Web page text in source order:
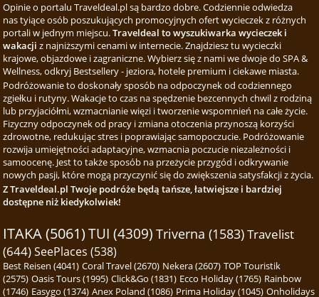
Opinie o portalu Traveldeal.pl są bardzo dobre. Codziennie odwiedza
nas tyiące osób poszukujących promocyjnych ofert wycieczek z różnych
portali w jednym miejscu.Traveldeal to wyszukiwarka wycieczek i
wakacji z najniższymi cenami w internecie. Znajdziesz tu wycieczki
krajowe, objazdowe i zagraniczne. Wybierz się z nami we dwoje do SPA &
Wellness, odkryj Bestsellery - jeziora, hotele premium i ciekawe miasta.
Podróżowanie to doskonały sposób na odpoczynek od codziennego
zgiełku i rutyny. Wakacje to czas na spędzenie bezcennych chwil z rodziną
lub przyjaciółmi, wzmacnianie więzi i tworzenie wspomnień na całe życie.
Fizyczny odpoczynek od pracy i zmiana otoczenia przynoszą korzyści
zdrowotne, redukując stres i poprawiając samopoczucie. Podróżowanie
rozwija umiejętności adaptacyjne, wzmacnia poczucie niezależności i
samoocenę. Jest to także sposób na przeżycie przygód i odkrywanie
nowych pasji, które mogą przyczynić się do zwiększenia satysfakcji z życia.
Z Traveldeal.pl Twoje podróże będą tańsze, łatwiejsze i bardziej
dostępne niż kiedykolwiek!
ITAKA (5061)TUI (4309) Triverna (1583)Travelist
(644) SeePlaces (538)
Best Reisen (4041) Coral Travel (2670) Nekera (2607) TOP Touristik
(2575) Oasis Tours (1995) Click&Go (1831) Ecco Holiday (1765) Rainbow
(1746) Easygo (1374) Anex Poland (1086) Prima Holiday (1045) Onholidays